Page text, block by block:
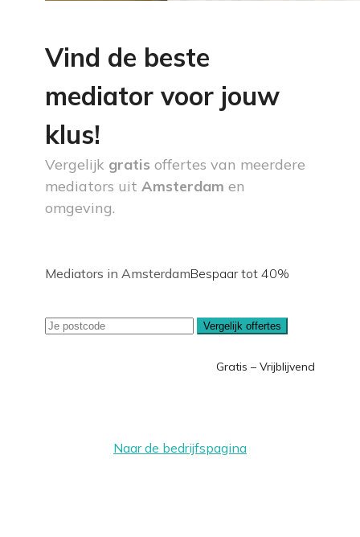
Vind de beste
mediator voor jouw
klus!
Vergelijk gratis offertes van meerdere
mediators uit Amsterdam en
omgeving.
Mediators in AmsterdamBespaar tot 40%
Vergelijk offertes
Gratis – Vrijblijvend
Naar de bedrijfspagina